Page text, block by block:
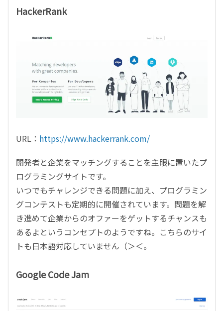
HackerRank
URL： https://www.hackerrank.com/
開発者と企業をマッチングすることを主眼に置いたプ
ログラミングサイトです。
いつでもチャレンジできる問題に加え、プログラミン
グコンテストも定期的に開催されています。問題を解
き進めて企業からのオファーをゲットするチャンスも
あるよというコンセプトのようですね。こちらのサイ
トも日本語対応していません（＞＜。
Google Code Jam